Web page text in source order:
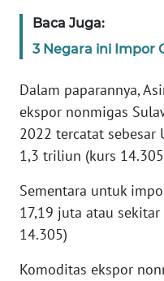
Baca Juga:
3 Negara ini Impor
Dalam paparannya,
ekspor nonmigas
2022 tercatat sebesar
1,3 triliun (kurs
Sementara untuk
17,19 juta atau
14.305)
Komoditas ekspor
Wahana
News
WN
SUMUT
JAKARTA
WN